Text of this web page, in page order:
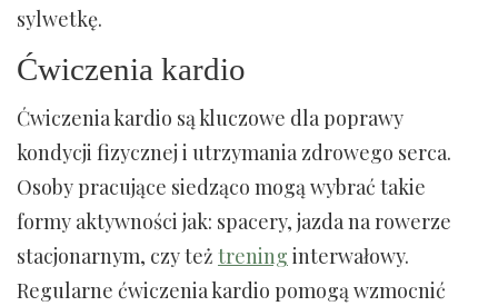
sylwetkę.
Ćwiczenia kardio
Ćwiczenia kardio są kluczowe dla poprawy
kondycji fizycznej i utrzymania zdrowego serca.
Osoby pracujące siedząco mogą wybrać takie
formy aktywności jak: spacery, jazda na rowerze
stacjonarnym, czy też trening interwałowy.
Regularne ćwiczenia kardio pomogą wzmocnić